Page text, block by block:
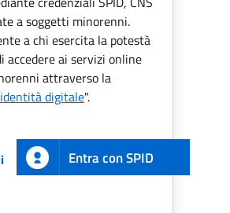
a soggetti minorenni.
a chi esercita la potestà
accedere ai servizi online
attraverso la
digitale".
Entra con SPID